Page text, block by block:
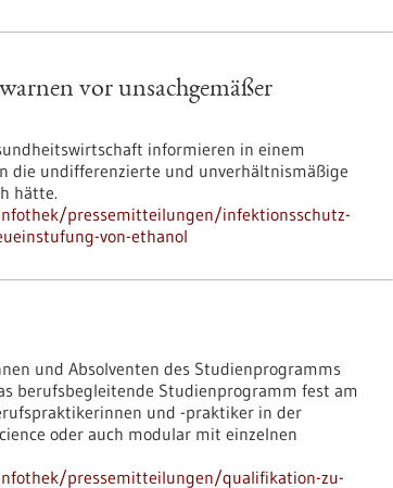
vor unsachgemäßer
informieren in einem
die undifferenzierte und unverhältnismäßige
hätte.
pressemitteilungen/infektionsschutz-
von-ethanol
und Absolventen des Studienprogramms
berufsbegleitende Studienprogramm fest am
und -praktiker in der
oder auch modular mit einzelnen
pressemitteilungen/qualifikation-zu-